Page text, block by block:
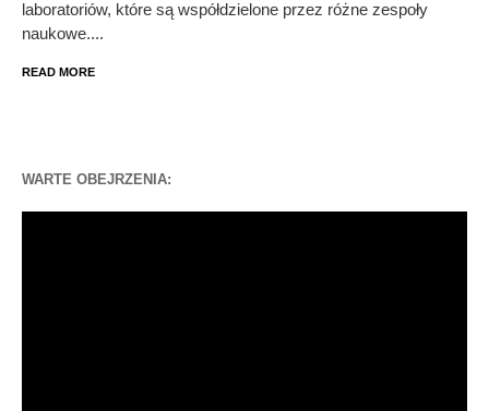
laboratoriów, które są współdzielone przez różne zespoły
naukowe....
READ MORE
WARTE OBEJRZENIA: